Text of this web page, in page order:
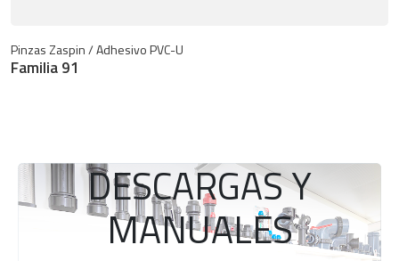
Pinzas Zaspin / Adhesivo PVC-U
Familia 91
DESCARGAS Y
MANUALES